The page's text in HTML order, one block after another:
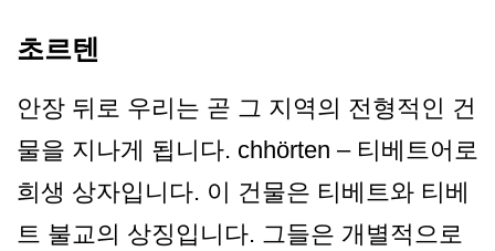
초르텐
안장 뒤로 우리는 곧 그 지역의 전형적인 건
물을 지나게 됩니다. chhörten – 티베트어로
희생 상자입니다. 이 건물은 티베트와 티베
트 불교의 상징입니다. 그들은 개별적으로